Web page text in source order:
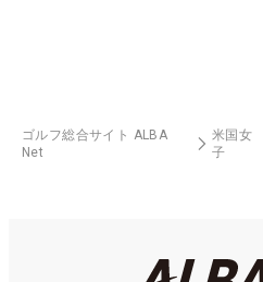
ゴルフ総合サイト ALBA
Net
米国女
子